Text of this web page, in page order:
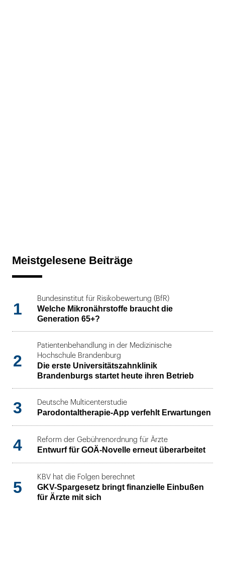
Meistgelesene Beiträge
1
Bundesinstitut für Risikobewertung (BfR)
Welche Mikronährstoffe braucht die
Generation 65+?
2
Patientenbehandlung in der Medizinische
Hochschule Brandenburg
Die erste Universitätszahnklinik
Brandenburgs startet heute ihren Betrieb
3 Deutsche Multicenterstudie
Parodontaltherapie-App verfehlt Erwartungen
4 Reform der Gebührenordnung für Ärzte
Entwurf für GOÄ-Novelle erneut überarbeitet
5
KBV hat die Folgen berechnet
GKV-Spargesetz bringt finanzielle Einbußen
für Ärzte mit sich